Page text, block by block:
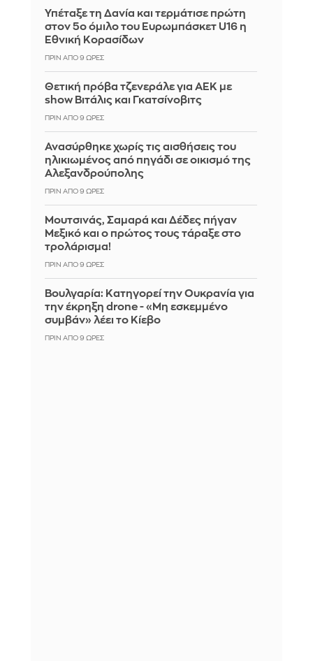
Υπέταξε τη Δανία και τερμάτισε πρώτη
στον 5ο όμιλο του Ευρωμπάσκετ U16 η
Εθνική Κορασίδων
ΠΡΙΝ ΑΠΌ 9 ΏΡΕΣ
Θετική πρόβα τζενεράλε για ΑΕΚ με
show Βιτάλις και Γκατσίνοβιτς
ΠΡΙΝ ΑΠΌ 9 ΏΡΕΣ
Ανασύρθηκε χωρίς τις αισθήσεις του
ηλικιωμένος από πηγάδι σε οικισμό της
Αλεξανδρούπολης
ΠΡΙΝ ΑΠΌ 9 ΏΡΕΣ
Μουτσινάς, Σαμαρά και Δέδες πήγαν
Μεξικό και ο πρώτος τους τάραξε στο
τρολάρισμα!
ΠΡΙΝ ΑΠΌ 9 ΏΡΕΣ
Βουλγαρία: Κατηγορεί την Ουκρανία για
την έκρηξη drone - «Μη εσκεμμένο
συμβάν» λέει το Κίεβο
ΠΡΙΝ ΑΠΌ 9 ΏΡΕΣ